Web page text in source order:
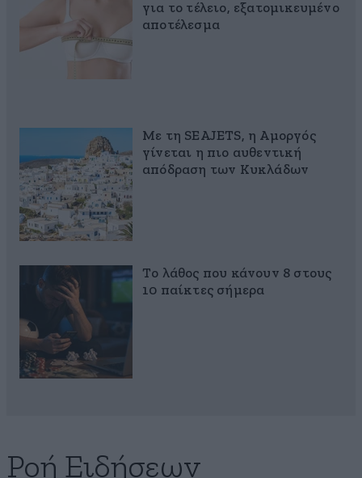
για το τέλειο, εξατομικευμένο
αποτέλεσμα
Με τη SEAJETS, η Αμοργός
γίνεται η πιο αυθεντική
απόδραση των Κυκλάδων
Το λάθος που κάνουν 8 στους
10 παίκτες σήμερα
Ροή Ειδήσεων